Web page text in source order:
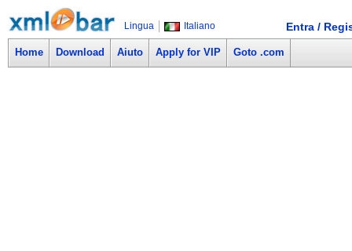
Lingua Italiano Entra /
Home Download Aiuto Apply for VIP Goto .com